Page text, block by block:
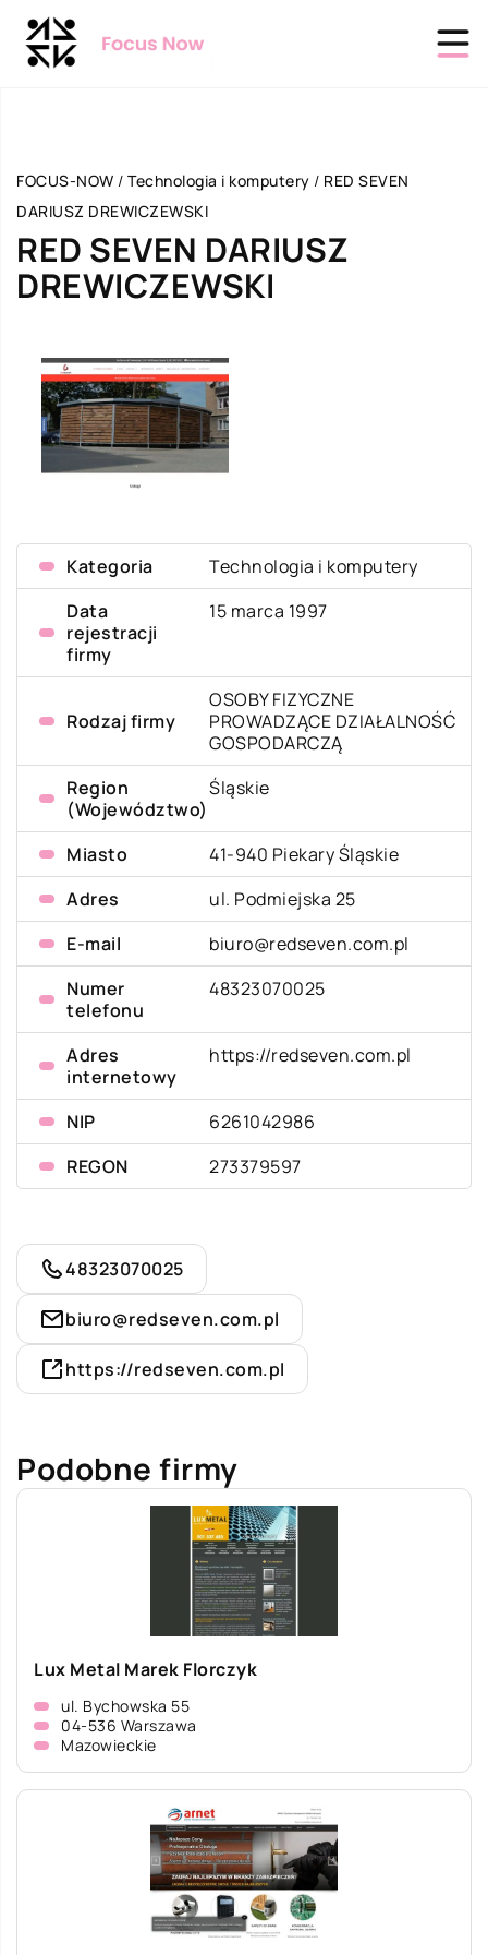
FOCUS-NOW / Technologia i komputery / RED SEVEN
DARIUSZ DREWICZEWSKI
RED SEVEN DARIUSZ
DREWICZEWSKI
Kategoria
Technologia i komputery
Data
rejestracji
firmy
15 marca 1997
Rodzaj firmy
OSOBY FIZYCZNE
PROWADZĄCE DZIAŁALNOŚĆ
GOSPODARCZĄ
Region
(Województwo)
Śląskie
Miasto
41-940 Piekary Śląskie
Adres
ul. Podmiejska 25
E-mail
biuro@redseven.com.pl
Numer
telefonu
48323070025
Adres
internetowy
https://redseven.com.pl
NIP
6261042986
REGON
273379597
48323070025
biuro@redseven.com.pl
https://redseven.com.pl
Podobne firmy
Lux Metal Marek Florczyk
ul. Bychowska 55
04-536 Warszawa
Mazowieckie